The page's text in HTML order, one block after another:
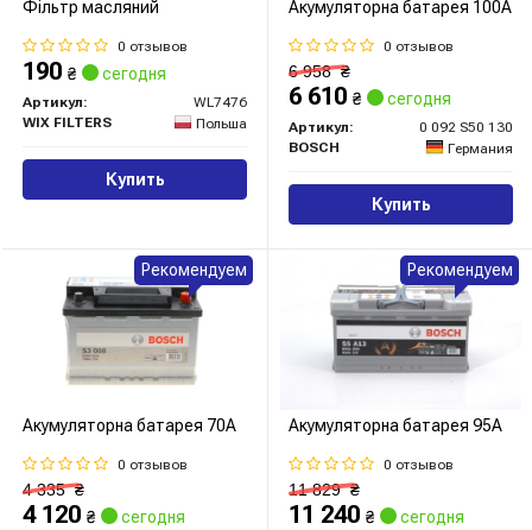
Фільтр масляний
0 отзывов
190 ₴ сегодня
Артикул:
WL7476
WIX FILTERS
Польша
Купить
Акумуляторна батарея 100А
0 отзывов
6 958₴
6 610 ₴ сегодня
Артикул:
0 092 S50 130
BOSCH
Германия
Купить
Акумуляторна батарея 70А
0 отзывов
4 335₴
4 120 ₴ сегодня
Рекомендуем
Акумуляторна батарея 95А
0 отзывов
11 829₴
11 240 ₴ сегодня
Рекомендуем